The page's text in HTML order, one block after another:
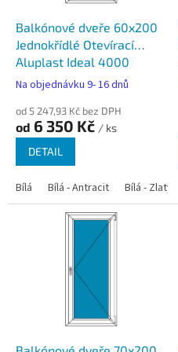
Balkónové dveře 60x200
Jednokřídlé Otevírací
Aluplast Ideal 4000
Na objednávku 9- 16 dnů
od 5 247,93 Kč bez DPH
od 6 350 Kč / ks
DETAIL
Bílá Bílá - Antracit Bílá - Zlatý